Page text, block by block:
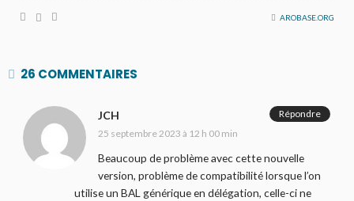
AROBASE.ORG
26 COMMENTAIRES
JCH
25 septembre 2023 à 12 h 00 min
Beaucoup de problème avec cette nouvelle
version, problème de compatibilité lorsque l’on
utilise un BAL générique en délégation, celle-ci ne
Répondre